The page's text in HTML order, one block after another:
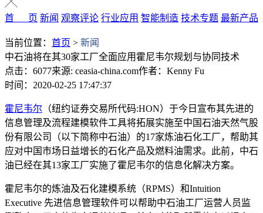
首 页 新闻 观察评论 行业应用 智能制造 技术专题 最新产品
当前位置： 首页 > 新闻
中石油将在其30家工厂全面应用霍尼韦尔规划与协同技术
点击：6077来源: ceasia-china.com作者：Kenny Fu
时间：2020-02-25 17:47:37
霍尼韦尔 （纽约证券交易所代码:HON）于今日宣布其先进的
信息管理及流程建模软件工具将拓展实施至中国石油天然气股
份有限公司（以下简称中石油）的17家炼油石化工厂，帮助其
应对中国市场日益增长的石化产品及燃料油需求。此前，中石
油已经在其13家工厂实施了霍尼韦尔的信息化解决方案。
霍尼韦尔的炼油及石化建模系统（RPMS）和Intuition
Executive 先进信息管理软件可以帮助中石油工厂运营人员监